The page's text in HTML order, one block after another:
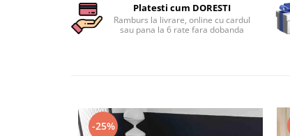
Lenjerii De Pat Damasc 1 Persoana
Platesti cum DORESTI
Ramburs la livrare, online cu cardul
sau pana la 6 rate fara dobanda
-25%